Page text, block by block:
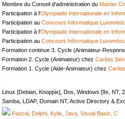
Membre du Conseil d'administration du Master
Participation à l'Olympiade Internationale en
Participation au Concours Informatique
Participation à l'Olympiade Internationale en
Participation au Concours Informatique
Formation continue 3. Cycle (Animateur-
Formation 2. Cycle (Animateur) chez Caritas
Formation 1. Cycle (Aide-Animateur) chez
Linux [Debian, Knoppix], Dos, Windows [9x, NT,
Samba, LDAP, Domain NT, Active Directory &
Pascal, Delphi, Kylix, Java, Visual Basic, C